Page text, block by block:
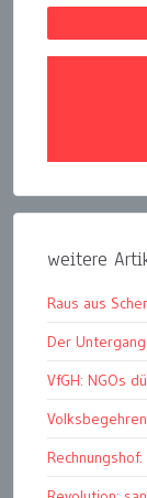
weitere
Raus aus
Der
VfGH: NGOs